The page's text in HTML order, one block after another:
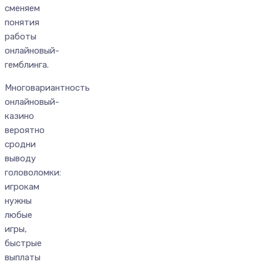
сменяем
понятия
работы
онлайновый-
гемблинга.
Многовариантность
онлайновый-
казино
вероятно
сродни
выводу
головоломки:
игрокам
нужны
любые
игры,
быстрые
выплаты